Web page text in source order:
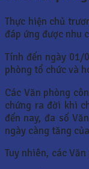
Thực hiện chủ
đáp ứng được nhu
Tính đến ngày 01/
phòng tổ chức và
Các Văn phòng
chứng ra đời khi
đến nay, đa số
ngày càng tăng
Tuy nhiên, các